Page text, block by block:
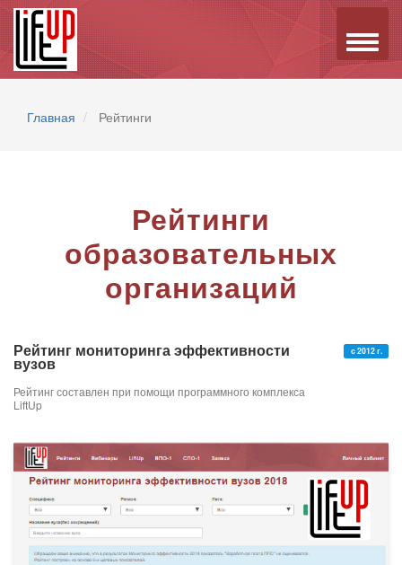
Toggle
Главная Рейтинги
Рейтинги
образовательных
организаций
Рейтинг мониторинга эффективности
вузов
Рейтинг составлен при помощи программного комплекса
LiftUp
с 2012 г.